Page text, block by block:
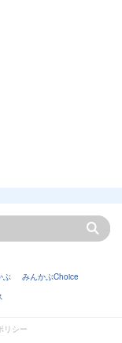
ぶ
みんかぶChoice
リシー